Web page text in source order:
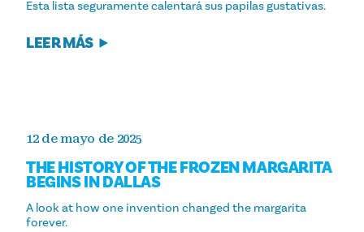
Esta lista seguramente calentará sus papilas gustativas.
LEER MÁS
12 de mayo de 2025
THE HISTORY OF THE FROZEN MARGARITA
BEGINS IN DALLAS
A look at how one invention changed the margarita
forever.